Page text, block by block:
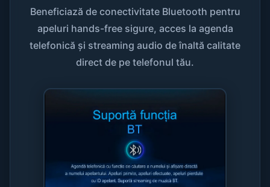
Beneficiază de conectivitate Bluetooth pentru
apeluri hands-free sigure, acces la agenda
telefonică și streaming audio de înaltă calitate
direct de pe telefonul tău.